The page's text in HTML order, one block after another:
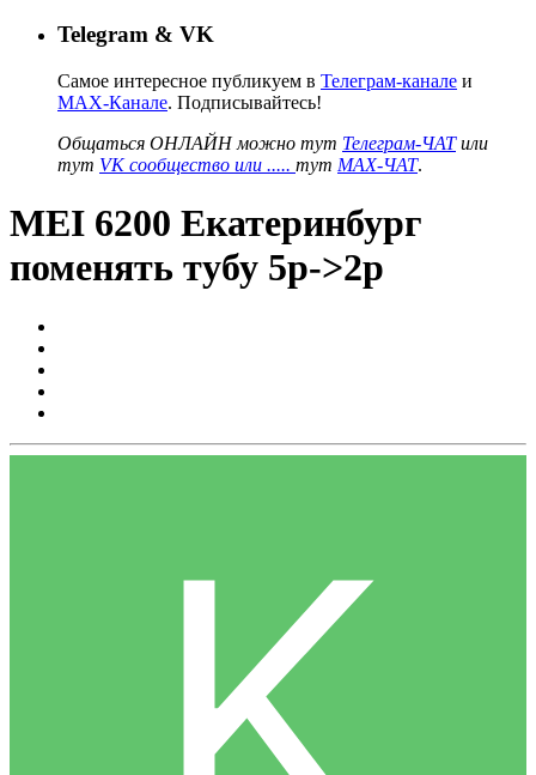
Telegram & VK
Самое интересное публикуем в Телеграм-канале и
MAX-Канале. Подписывайтесь!
Общаться ОНЛАЙН можно тут Телеграм-ЧАТили
тут VK сообщество или ..... тут MAX-ЧАТ.
MEI 6200 Екатеринбург
поменять тубу 5р->2р